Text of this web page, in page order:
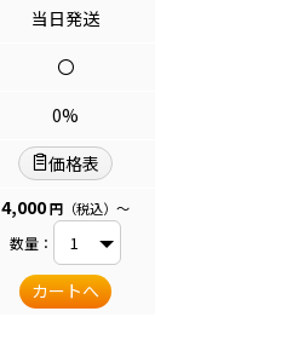
当日発送
〇
0%
価格表
4,000 円（税込） ～
数量：
カートへ